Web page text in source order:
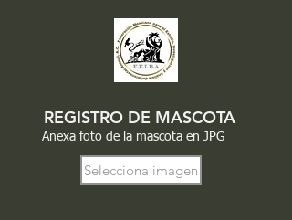
REGISTRO DE MASCOTA
Anexa foto de la mascota en JPG
Selecciona imagen